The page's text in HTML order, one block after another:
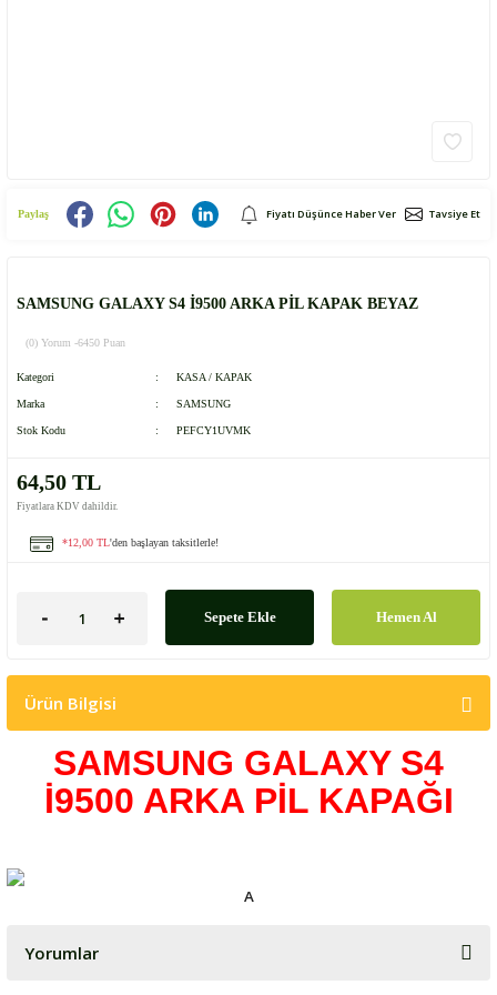
Paylaş Fiyatı Düşünce Haber Ver Tavsiye Et
SAMSUNG GALAXY S4 İ9500 ARKA PİL KAPAK BEYAZ
(0) Yorum -6450 Puan
Kategori KASA / KAPAK
Marka SAMSUNG
Stok Kodu PEFCY1UVMK
64,50 TL
Fiyatlara KDV dahildir.
*12,00 TL'den başlayan taksitlerle!
Sepete Ekle Hemen Al
Ürün Bilgisi
SAMSUNG GALAXY S4
İ9500 ARKA PİL KAPAĞI
A
Yorumlar